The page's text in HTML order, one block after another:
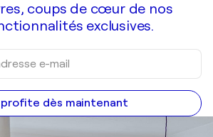
coups de cœur de nos
exclusives.
profite dès maintenant